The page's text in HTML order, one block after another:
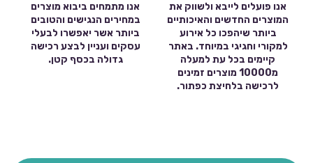
אנו פועלים לייבא ולשווק את
המוצרים החדשים והאיכותיים
ביותר שיהפכו כל אירוע
למקורי וחגיגי במיוחד. באתר
קיימים בכל עת למעלה
מ10000 מוצרים זמינים
לרכישה בלחיצת כפתור.
אנו מתמחים ביבוא מוצרים
במחירים הנגישים והטובים
ביותר אשר יאפשרו לבעלי
עסקים ועניין לבצע רכישה
גדולה בכסף קטן.